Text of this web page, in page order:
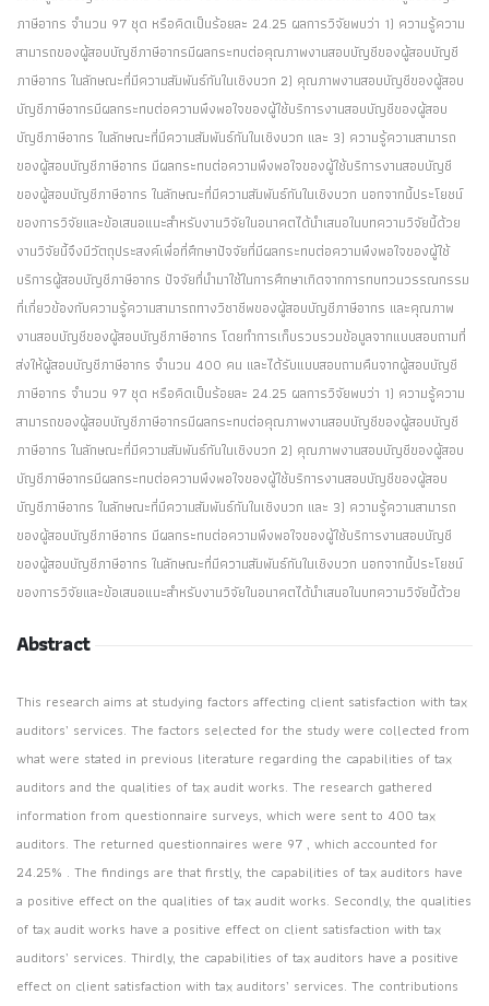
ภาษีอากร จำนวน 97 ชุด หรือคิดเป็นร้อยละ 24.25 ผลการวิจัยพบว่า 1) ความรู้ความ
สามารถของผู้สอบบัญชีภาษีอากรมีผลกระทบต่อคุณภาพงานสอบบัญชีของผู้สอบบัญชี
ภาษีอากร ในลักษณะที่มีความสัมพันธ์กันในเชิงบวก 2) คุณภาพงานสอบบัญชีของผู้สอบ
บัญชีภาษีอากรมีผลกระทบต่อความพึงพอใจของผู้ใช้บริการงานสอบบัญชีของผู้สอบ
บัญชีภาษีอากร ในลักษณะที่มีความสัมพันธ์กันในเชิงบวก และ 3) ความรู้ความสามารถ
ของผู้สอบบัญชีภาษีอากร มีผลกระทบต่อความพึงพอใจของผู้ใช้บริการงานสอบบัญชี
ของผู้สอบบัญชีภาษีอากร ในลักษณะที่มีความสัมพันธ์กันในเชิงบวก นอกจากนี้ประโยชน์
ของการวิจัยและข้อเสนอแนะสำหรับงานวิจัยในอนาคตได้นำเสนอในบทความวิจัยนี้ด้วย
งานวิจัยนี้จึงมีวัตถุประสงค์เพื่อที่ศึกษาปัจจัยที่มีผลกระทบต่อความพึงพอใจของผู้ใช้
บริการผู้สอบบัญชีภาษีอากร ปัจจัยที่นำมาใช้ในการศึกษาเกิดจากการทบทวนวรรณกรรม
ที่เกี่ยวข้องกับความรู้ความสามารถทางวิชาชีพของผู้สอบบัญชีภาษีอากร และคุณภาพ
งานสอบบัญชีของผู้สอบบัญชีภาษีอากร โดยทำการเก็บรวบรวมข้อมูลจากแบบสอบถามที่
ส่งให้ผู้สอบบัญชีภาษีอากร จำนวน 400 คน และได้รับแบบสอบถามคืนจากผู้สอบบัญชี
ภาษีอากร จำนวน 97 ชุด หรือคิดเป็นร้อยละ 24.25 ผลการวิจัยพบว่า 1) ความรู้ความ
สามารถของผู้สอบบัญชีภาษีอากรมีผลกระทบต่อคุณภาพงานสอบบัญชีของผู้สอบบัญชี
ภาษีอากร ในลักษณะที่มีความสัมพันธ์กันในเชิงบวก 2) คุณภาพงานสอบบัญชีของผู้สอบ
บัญชีภาษีอากรมีผลกระทบต่อความพึงพอใจของผู้ใช้บริการงานสอบบัญชีของผู้สอบ
บัญชีภาษีอากร ในลักษณะที่มีความสัมพันธ์กันในเชิงบวก และ 3) ความรู้ความสามารถ
ของผู้สอบบัญชีภาษีอากร มีผลกระทบต่อความพึงพอใจของผู้ใช้บริการงานสอบบัญชี
ของผู้สอบบัญชีภาษีอากร ในลักษณะที่มีความสัมพันธ์กันในเชิงบวก นอกจากนี้ประโยชน์
ของการวิจัยและข้อเสนอแนะสำหรับงานวิจัยในอนาคตได้นำเสนอในบทความวิจัยนี้ด้วย
Abstract
This research aims at studying factors affecting client satisfaction with tax
auditors’ services. The factors selected for the study were collected from
what were stated in previous literature regarding the capabilities of tax
auditors and the qualities of tax audit works. The research gathered
information from questionnaire surveys, which were sent to 400 tax
auditors. The returned questionnaires were 97 , which accounted for
24.25% . The findings are that firstly, the capabilities of tax auditors have
a positive effect on the qualities of tax audit works. Secondly, the qualities
of tax audit works have a positive effect on client satisfaction with tax
auditors’ services. Thirdly, the capabilities of tax auditors have a positive
effect on client satisfaction with tax auditors’ services. The contributions